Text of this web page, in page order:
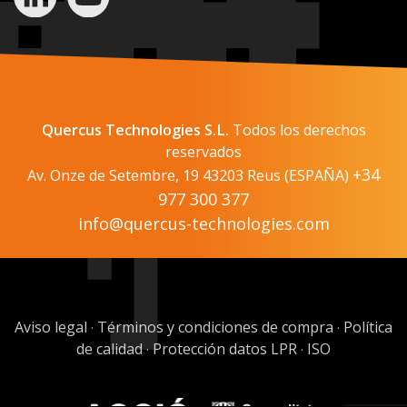
Quercus Technologies S.L. Todos los derechos
reservados
Av. Onze de Setembre, 19 43203 Reus (ESPAÑA) +34
977 300 377
info@quercus-technologies.com
Aviso legal · Términos y condiciones de compra · Política
de calidad·Protección datos LPR · ISO